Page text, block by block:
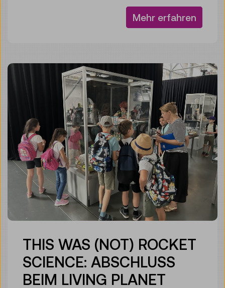
Mehr erfahren
THIS WAS (NOT) ROCKET
SCIENCE: ABSCHLUSS
BEIM LIVING PLANET